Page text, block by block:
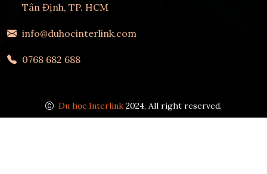
Tân Định, TP. HCM
info@duhocinterlink.com
0768 682 688
Du học Interlink 2024, All right reserved.